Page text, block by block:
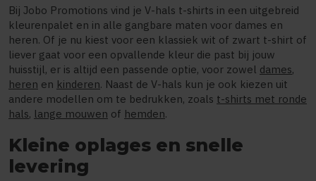
Bij Jobo Promotions vind je V-hals t-shirts in een uitgebreid
kleurenpalet en in alle gangbare maten voor dames en
heren. Of je nu kiest voor een klassiek wit of zwart t-shirt of
liever gaat voor een opvallende kleur die past bij jouw
huisstijl, er is altijd een passende optie, voor zowel dames,
heren en kinderen. Naast de V-hals kun je ook kiezen uit
andere modellen om te bedrukken, zoals t-shirts met ronde
hals, lange mouwen of hemden.
Kleine oplages en snelle
levering